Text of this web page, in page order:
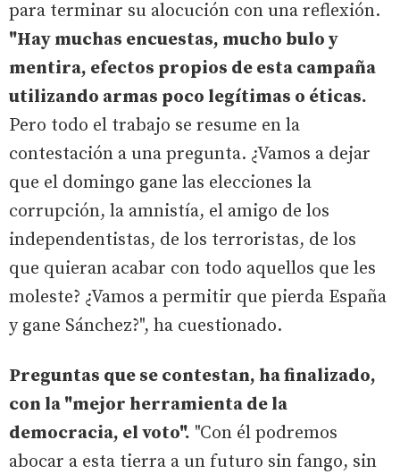
para terminar su alocución con una reflexión.
"Hay muchas encuestas, mucho bulo y
mentira, efectos propios de esta campaña
utilizando armas poco legítimas o éticas.
Pero todo el trabajo se resume en la
contestación a una pregunta. ¿Vamos a dejar
que el domingo gane las elecciones la
corrupción, la amnistía, el amigo de los
independentistas, de los terroristas, de los
que quieran acabar con todo aquellos que les
moleste? ¿Vamos a permitir que pierda España
y gane Sánchez?", ha cuestionado.
Preguntas que se contestan, ha finalizado,
con la "mejor herramienta de la
democracia, el voto". "Con él podremos
abocar a esta tierra a un futuro sin fango, sin